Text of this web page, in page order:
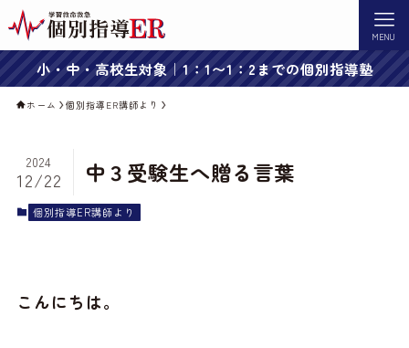
MENU
小・中・高校生対象｜1：1〜1：2までの個別指導塾
ホーム 個別指導ER講師より
中３受験生へ贈る言葉
2024
12/22
個別指導ER講師より
こんにちは。